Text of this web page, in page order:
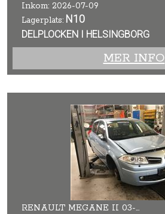
Inkom: 2026-07-09
Lagerplats: N10
DELPLOCKEN I HELSINGBORG
MER INFO
RENAULT MEGANE II 03-05